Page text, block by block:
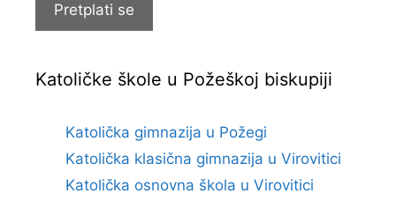
Pretplati se
Katoličke škole u Požeškoj biskupiji
Katolička gimnazija u Požegi
Katolička klasična gimnazija u Virovitici
Katolička osnovna škola u Virovitici